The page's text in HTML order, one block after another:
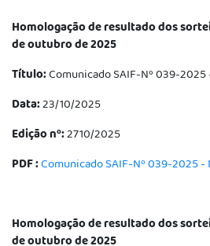
Homologação de resultado dos
de outubro de 2025
Título:Comunicado SAIF-Nº 039-
Data:23/10/2025
Edição nº:2710/2025
PDF :Comunicado SAIF-Nº 039-2025
Homologação de resultado dos
de outubro de 2025